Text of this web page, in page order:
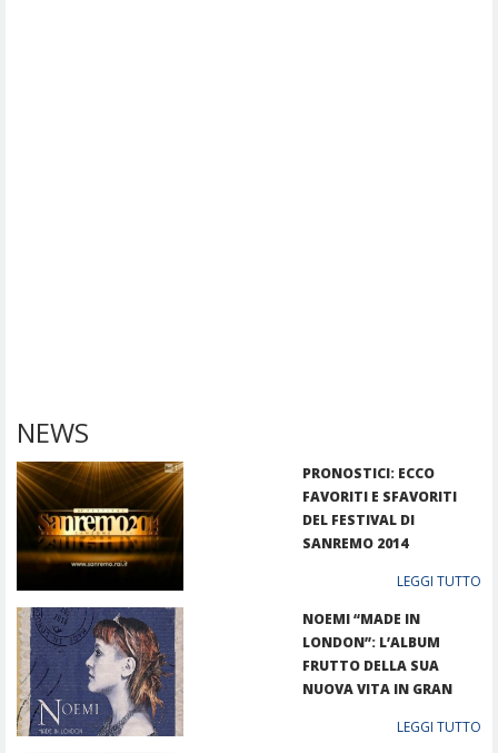
NEWS
PRONOSTICI: ECCO
FAVORITI E SFAVORITI
DEL FESTIVAL DI
SANREMO 2014
LEGGI TUTTO
NOEMI “MADE IN
LONDON”: L’ALBUM
FRUTTO DELLA SUA
NUOVA VITA IN GRAN
LEGGI TUTTO